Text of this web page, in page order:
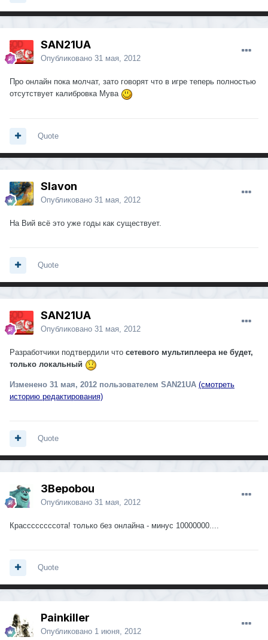
SAN21UA
Опубликовано 31 мая, 2012
Про онлайн пока молчат, зато говорят что в игре теперь полностью
отсутствует калибровка Мува
Quote
Slavon
Опубликовано 31 мая, 2012
На Вий всё это уже годы как существует.
Quote
SAN21UA
Опубликовано 31 мая, 2012
Разработчики подтвердили что сетевого мультиплеера не будет,
только локальный
Изменено 31 мая, 2012 пользователем SAN21UA (смотреть
историю редактирования)
Quote
3Bepobou
Опубликовано 31 мая, 2012
Крассссссссота! только без онлайна - минус 10000000....
Quote
Painkiller
Опубликовано 1 июня, 2012